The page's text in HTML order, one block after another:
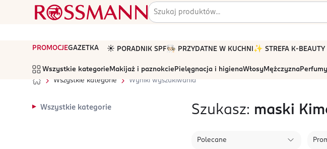
PROMOCJEGAZETKA ☀️ PORADNIK SPF🧑🏻‍🍳 PRZYDATNE W KUCHNI ✨ STREFA K-BEAUTY
Wszystkie kategorie Makijaż i paznokcie Pielęgnacja i higienaWłosyMężczyznaPerfumy
Wszystkie kategorie
Wyniki wyszukiwania
Wszystkie kategorie Szukasz: maski
Polecane